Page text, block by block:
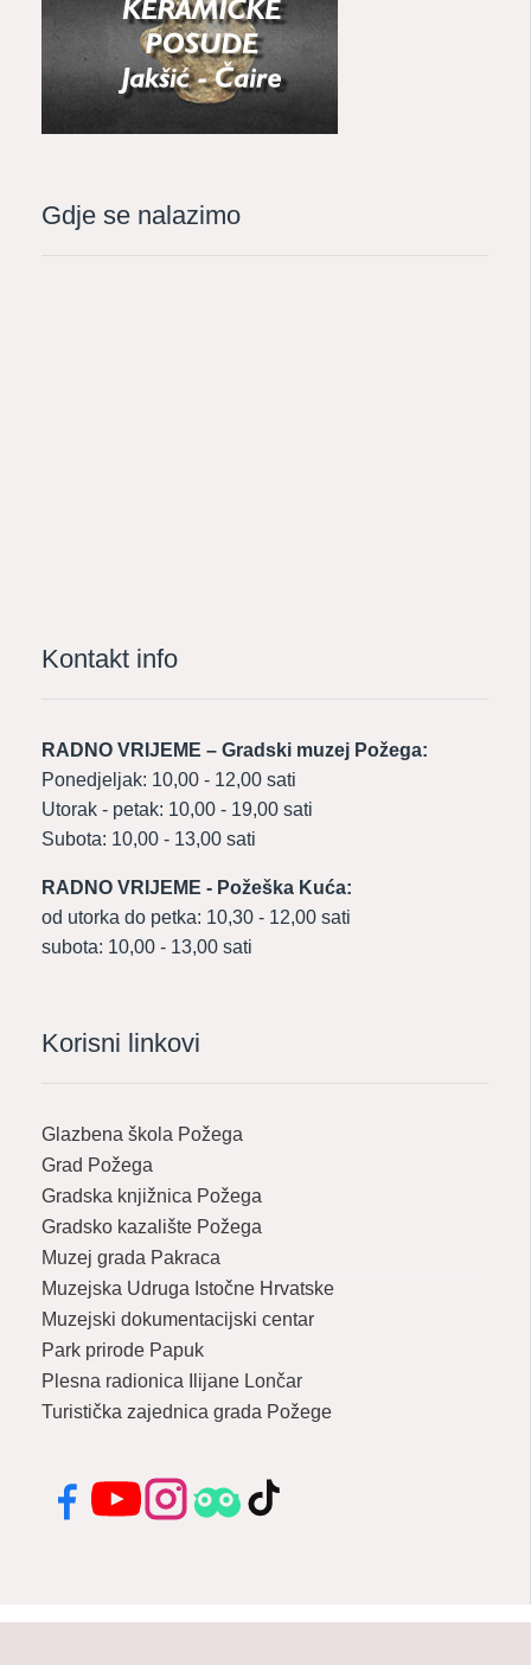
Gdje se nalazimo
Kontakt info
RADNO VRIJEME – Gradski muzej Požega:
Ponedjeljak: 10,00 - 12,00 sati
Utorak - petak: 10,00 - 19,00 sati
Subota: 10,00 - 13,00 sati
RADNO VRIJEME - Požeška Kuća:
od utorka do petka: 10,30 - 12,00 sati
subota: 10,00 - 13,00 sati
Korisni linkovi
Glazbena škola Požega
Grad Požega
Gradska knjižnica Požega
Gradsko kazalište Požega
Muzej grada Pakraca
Muzejska Udruga Istočne Hrvatske
Muzejski dokumentacijski centar
Park prirode Papuk
Plesna radionica Ilijane Lončar
Turistička zajednica grada Požege
FacebookYouTubeInstagramTripadvisor
TikTok